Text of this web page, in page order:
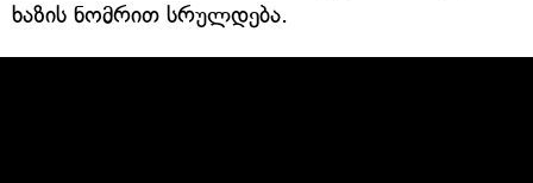
ხაზის ნომრით სრულდება.